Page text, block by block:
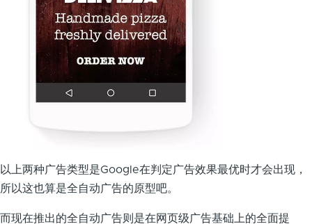
以上两种广告类型是Google在判定广告效果最优时才会出现，
所以这也算是全自动广告的原型吧。
而现在推出的全自动广告则是在网页级广告基础上的全面提